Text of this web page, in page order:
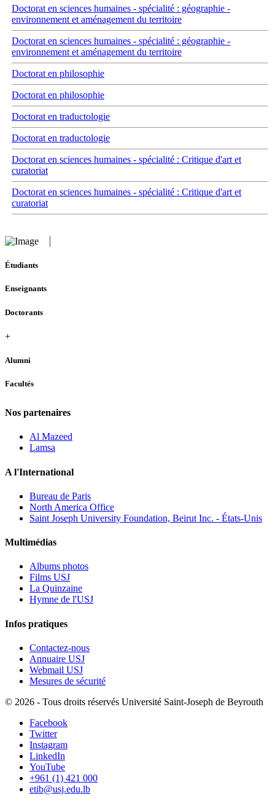
Doctorat en sciences humaines - spécialité : géographie -
environnement et aménagement du territoire
Doctorat en sciences humaines - spécialité : géographie -
environnement et aménagement du territoire
Doctorat en philosophie
Doctorat en philosophie
Doctorat en traductologie
Doctorat en traductologie
Doctorat en sciences humaines - spécialité : Critique d'art et
curatoriat
Doctorat en sciences humaines - spécialité : Critique d'art et
curatoriat
Étudiants
Enseignants
Doctorants
+
Alumni
Facultés
Nos partenaires
Al Mazeed
Lamsa
A l'International
Bureau de Paris
North America Office
Saint Joseph University Foundation, Beirut Inc. - États-Unis
Multimédias
Albums photos
Films USJ
La Quinzaine
Hymne de l'USJ
Infos pratiques
Contactez-nous
Annuaire USJ
Webmail USJ
Mesures de sécurité
© 2026 - Tous droits réservés Université Saint-Joseph de Beyrouth
Facebook
Twitter
Instagram
LinkedIn
YouTube
+961 (1) 421 000
etib@usj.edu.lb